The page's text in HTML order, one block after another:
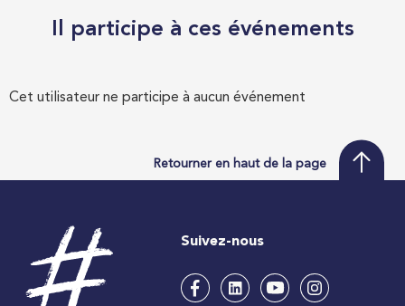
Il participe à ces événements
Cet utilisateur ne participe à aucun événement
Retourner en haut de la page
Suivez-nous